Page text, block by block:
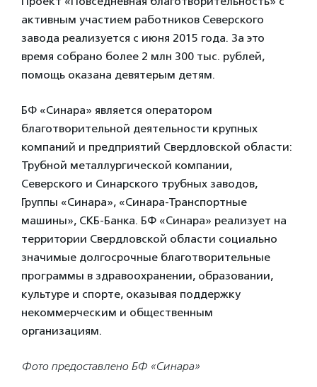
активным участием работников Северского
завода реализуется с июня 2015 года. За это
время собрано более 2 млн 300 тыс. рублей,
помощь оказана девятерым детям.
БФ «Синара» является оператором
благотворительной деятельности крупных
компаний и предприятий Свердловской области:
Трубной металлургической компании,
Северского и Синарского трубных заводов,
Группы «Синара», «Синара-Транспортные
машины», СКБ-Банка. БФ «Синара» реализует на
территории Свердловской области социально
значимые долгосрочные благотворительные
программы в здравоохранении, образовании,
культуре и спорте, оказывая поддержку
некоммерческим и общественным
организациям.
Фото предоставлено БФ «Синара»